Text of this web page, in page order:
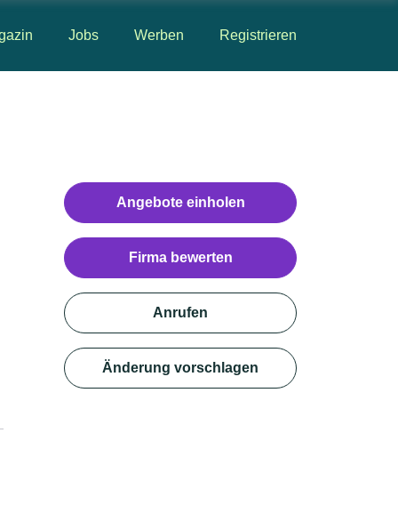
Jobs Werben Registrieren
Angebote einholen
Firma bewerten
Anrufen
Änderung vorschlagen